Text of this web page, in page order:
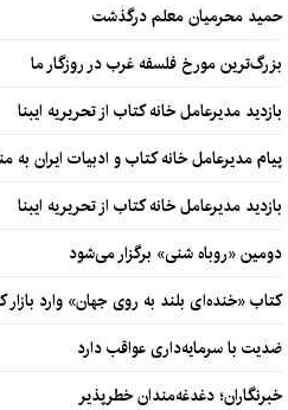
حمید محرمیان معلم درگذشت
بزرگ‌ترین مورخ فلسفه غرب در روزگار ما
بازدید مدیرعامل خانه کتاب از تحریریه ایبنا
پیام مدیرعامل خانه کتاب و ادبیات ایران به
بازدید مدیرعامل خانه کتاب از تحریریه ایبنا
دومین «روباه شنی» برگزار می‌شود
کتاب «خنده‌ای بلند به روی جهان» وارد
ضدیت با سرمایه‌داری عواقب دارد
خبرنگاران؛ دغدغه‌مندان خطرپذیر